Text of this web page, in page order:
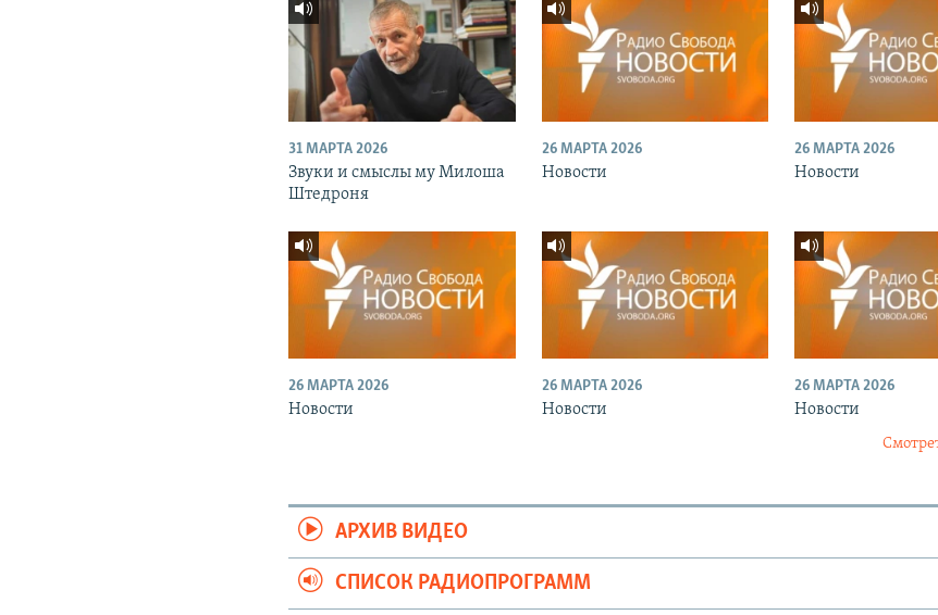
31 МАРТА 2026
Звуки и смыслы му Милоша
Штедроня
26 МАРТА 2026
Новости
26 МАРТА 2026
Новости
26 МАРТА 2026
Новости
26 МАРТА 2026
Новости
26 МАРТА 2026
Новости
АРХИВ ВИДЕО
СПИСОК РАДИОПРОГРАММ